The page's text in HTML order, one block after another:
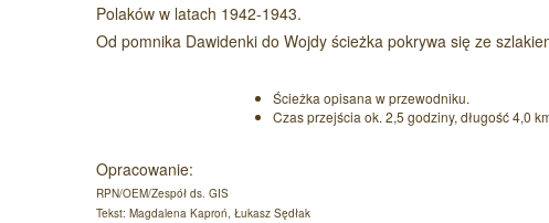
Polaków w latach 1942-1943.
Od pomnika Dawidenki do Wojdy ścieżka pokrywa się ze
Ścieżka opisana w przewodniku.
Czas przejścia ok. 2,5 godziny, długość 4,0
Opracowanie:
RPN/OEM/Zespół ds. GIS
Tekst: Magdalena Kaproń, Łukasz Sędłak